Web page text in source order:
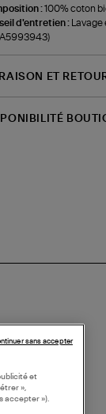
:100% coton
d'entretien :
ET
et
»,
accepter »).
sans accepter